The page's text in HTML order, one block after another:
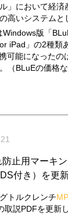
」において経
高いシステムと
Windows版「
iPad」の2種
可能になったの
（BLuEの価格
止用マーキ
付き）を更
トルクレンチ
取説PDFを更新